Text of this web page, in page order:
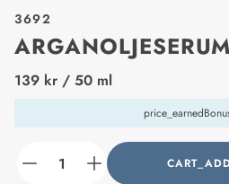
3692
ARGANOLJESERUM
price_label
139 kr / 50 ml
counter_current